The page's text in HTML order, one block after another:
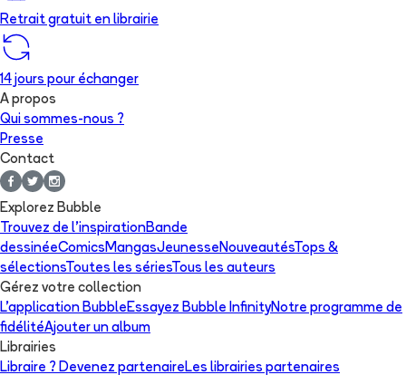
Retrait gratuit en librairie
14 jours pour échanger
A propos
Qui sommes-nous ?
Presse
Contact
Explorez Bubble
Trouvez de l'inspirationBande
dessinéeComicsMangasJeunesseNouveautésTops &
sélectionsToutes les sériesTous les auteurs
Gérez votre collection
L'application BubbleEssayez Bubble InfinityNotre programme de
fidélitéAjouter un album
Librairies
Libraire ? Devenez partenaireLes librairies partenaires